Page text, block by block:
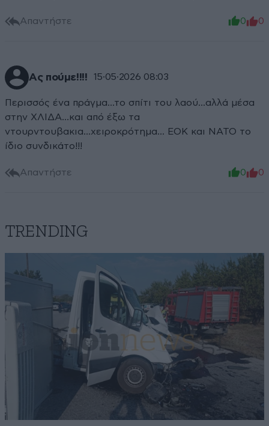
Απαντήστε 0 0
Ας πούμε!!!! 15·05·2026 08:03
Περισσός ένα πράγμα...το σπίτι του λαού...αλλά μέσα
στην ΧΛΙΔΑ...και από έξω τα
ντουρντουβακια...χειροκρότημα... ΕΟΚ και ΝΑΤΟ το
ίδιο συνδικάτο!!!
Απαντήστε 0 0
TRENDING